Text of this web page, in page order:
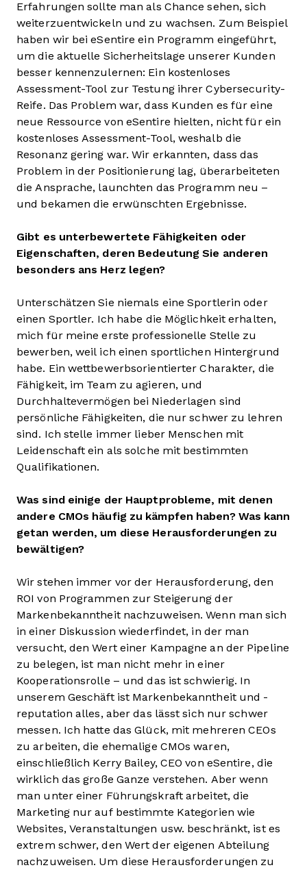
Erfahrungen sollte man als Chance sehen, sich
weiterzuentwickeln und zu wachsen. Zum Beispiel
haben wir bei eSentire ein Programm eingeführt,
um die aktuelle Sicherheitslage unserer Kunden
besser kennenzulernen: Ein kostenloses
Assessment-Tool zur Testung ihrer Cybersecurity-
Reife. Das Problem war, dass Kunden es für eine
neue Ressource von eSentire hielten, nicht für ein
kostenloses Assessment-Tool, weshalb die
Resonanz gering war. Wir erkannten, dass das
Problem in der Positionierung lag, überarbeiteten
die Ansprache, launchten das Programm neu –
und bekamen die erwünschten Ergebnisse.
Gibt es unterbewertete Fähigkeiten oder
Eigenschaften, deren Bedeutung Sie anderen
besonders ans Herz legen?
Unterschätzen Sie niemals eine Sportlerin oder
einen Sportler. Ich habe die Möglichkeit erhalten,
mich für meine erste professionelle Stelle zu
bewerben, weil ich einen sportlichen Hintergrund
habe. Ein wettbewerbsorientierter Charakter, die
Fähigkeit, im Team zu agieren, und
Durchhaltevermögen bei Niederlagen sind
persönliche Fähigkeiten, die nur schwer zu lehren
sind. Ich stelle immer lieber Menschen mit
Leidenschaft ein als solche mit bestimmten
Qualifikationen.
Was sind einige der Hauptprobleme, mit denen
andere CMOs häufig zu kämpfen haben? Was kann
getan werden, um diese Herausforderungen zu
bewältigen?
Wir stehen immer vor der Herausforderung, den
ROI von Programmen zur Steigerung der
Markenbekanntheit nachzuweisen. Wenn man sich
in einer Diskussion wiederfindet, in der man
versucht, den Wert einer Kampagne an der Pipeline
zu belegen, ist man nicht mehr in einer
Kooperationsrolle – und das ist schwierig. In
unserem Geschäft ist Markenbekanntheit und -
reputation alles, aber das lässt sich nur schwer
messen. Ich hatte das Glück, mit mehreren CEOs
zu arbeiten, die ehemalige CMOs waren,
einschließlich Kerry Bailey, CEO von eSentire, die
wirklich das große Ganze verstehen. Aber wenn
man unter einer Führungskraft arbeitet, die
Marketing nur auf bestimmte Kategorien wie
Websites, Veranstaltungen usw. beschränkt, ist es
extrem schwer, den Wert der eigenen Abteilung
nachzuweisen. Um diese Herausforderungen zu